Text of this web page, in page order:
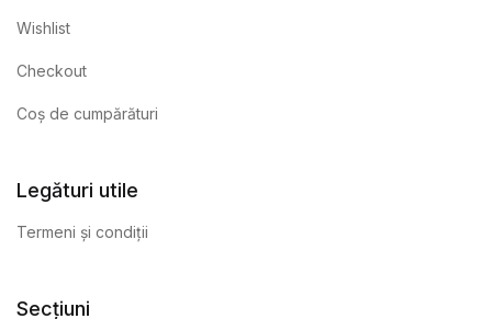
Wishlist
Checkout
Coș de cumpărături
Legături utile
Termeni și condiții
Secțiuni